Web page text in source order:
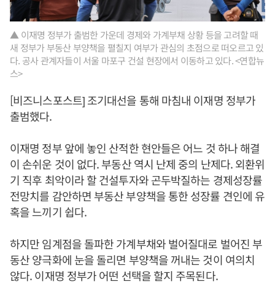
▲ 이재명 정부가 출범한 가운데 경제와 가계부채 상황 등을 고려할 때
새 정부가 부동산 부양책을 펼칠지 여부가 관심의 초점으로 떠오르고 있
다. 공사 관계자들이 서울 마포구 건설 현장에서 이동하고 있다. <연합뉴
스>
[비즈니스포스트] 조기대선을 통해 마침내 이재명 정부가
출범했다.
이재명 정부 앞에 놓인 산적한 현안들은 어느 것 하나 해결
이 손쉬운 것이 없다. 부동산 역시 난제 중의 난제다. 외환위
기 직후 최악이라 할 건설투자와 곤두박질하는 경제성장률
전망치를 감안하면 부동산 부양책을 통한 성장률 견인에 유
혹을 느끼기 쉽다.
하지만 임계점을 돌파한 가계부채와 벌어질대로 벌어진 부
동산 양극화에 눈을 돌리면 부양책을 꺼내는 것이 여의치
않다. 이재명 정부가 어떤 선택을 할지 주목된다.